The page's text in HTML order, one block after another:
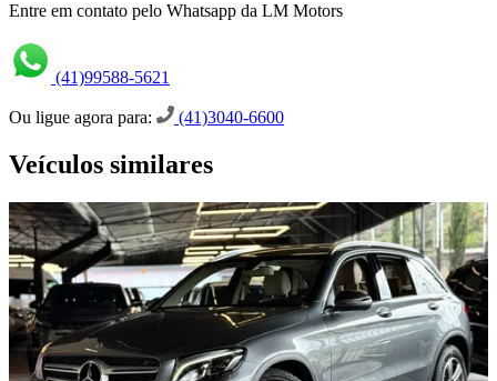
Entre em contato pelo Whatsapp da LM Motors
(41)99588-5621
Ou ligue agora para: (41)3040-6600
Veículos similares